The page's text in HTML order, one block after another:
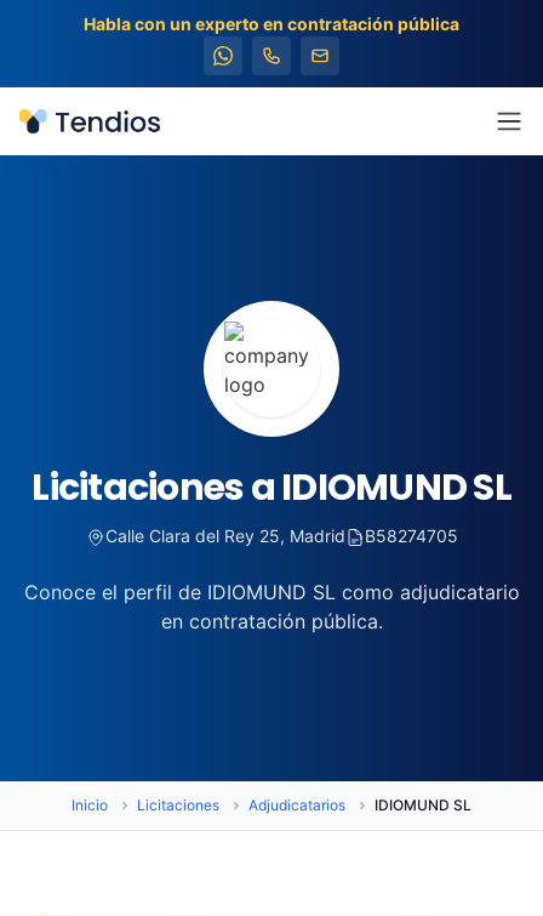
Habla con un experto en contratación pública
Tendios
Licitaciones a IDIOMUND SL
Calle Clara del Rey 25, Madrid B58274705
Conoce el perfil de IDIOMUND SL como adjudicatario
en contratación pública.
Inicio Licitaciones Adjudicatarios IDIOMUND SL